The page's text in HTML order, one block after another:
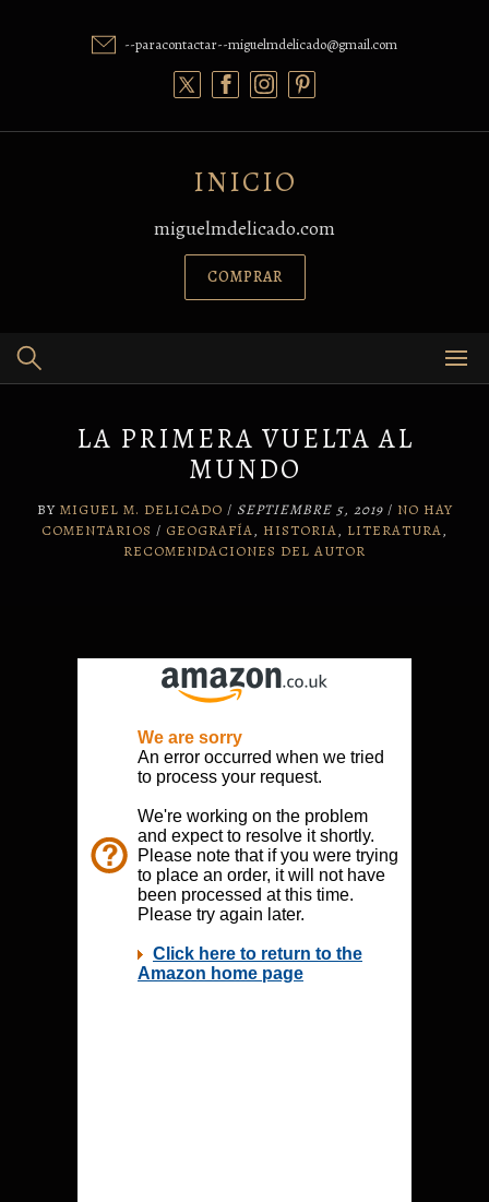
--paracontactar--miguelmdelicado@gmail.com
INICIO
miguelmdelicado.com
COMPRAR
LA PRIMERA VUELTA AL
MUNDO
BY MIGUEL M. DELICADO / SEPTIEMBRE 5, 2019/ NO HAY
COMENTARIOS / GEOGRAFÍA, HISTORIA, LITERATURA,
RECOMENDACIONES DEL AUTOR